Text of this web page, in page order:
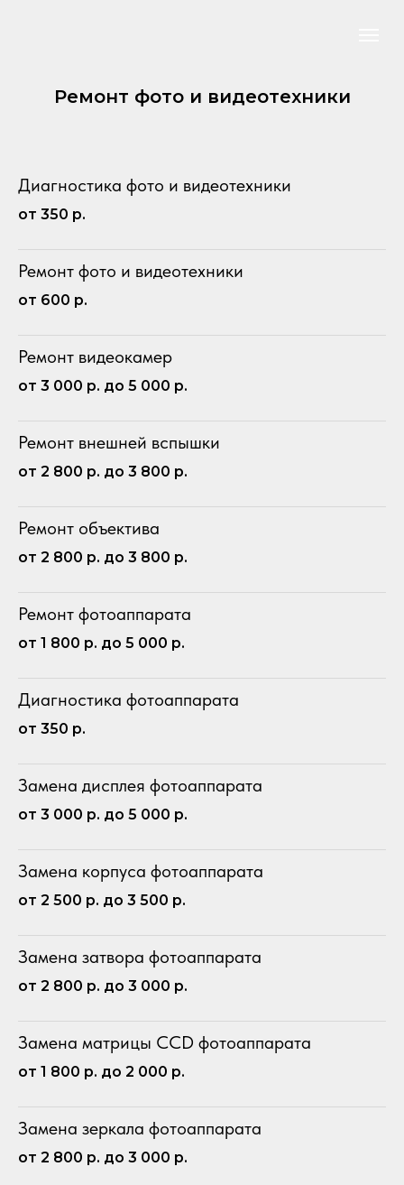
Ремонт фото и видеотехники
Диагностика фото и видеотехники
от 350 р.
Ремонт фото и видеотехники
от 600 р.
Ремонт видеокамер
от 3 000 р. до 5 000 р.
Ремонт внешней вспышки
от 2 800 р. до 3 800 р.
Ремонт объектива
от 2 800 р. до 3 800 р.
Ремонт фотоаппарата
от 1 800 р. до 5 000 р.
Диагностика фотоаппарата
от 350 р.
Замена дисплея фотоаппарата
от 3 000 р. до 5 000 р.
Замена корпуса фотоаппарата
от 2 500 р. до 3 500 р.
Замена затвора фотоаппарата
от 2 800 р. до 3 000 р.
Замена матрицы CCD фотоаппарата
от 1 800 р. до 2 000 р.
Замена зеркала фотоаппарата
от 2 800 р. до 3 000 р.